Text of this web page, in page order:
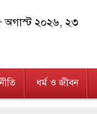
অগাস্ট ২০২৬, ২৩
ধর্ম ও জীবন